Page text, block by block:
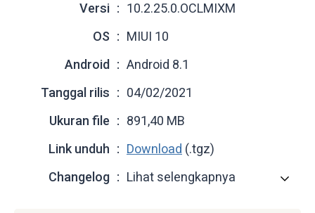
Versi
10.2.25.0.OCLMIXM
OS
MIUI 10
Android
Android 8.1
Tanggal rilis
04/02/2021
Ukuran file
891,40 MB
Link unduh
Download (.tgz)
Changelog
Lihat selengkapnya